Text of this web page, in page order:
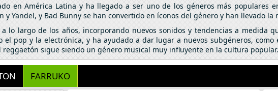
en América Latina y ha llegado a ser uno de los géneros más populares
y Yandel, y Bad Bunny se han convertido en íconos del género y han llevado
lo largo de los años, incorporando nuevos sonidos y tendencias a medida
el pop y la electrónica, y ha ayudado a dar lugar a nuevos subgéneros,
reggaetón sigue siendo un género musical muy influyente en la cultura popular.
FARRUKO